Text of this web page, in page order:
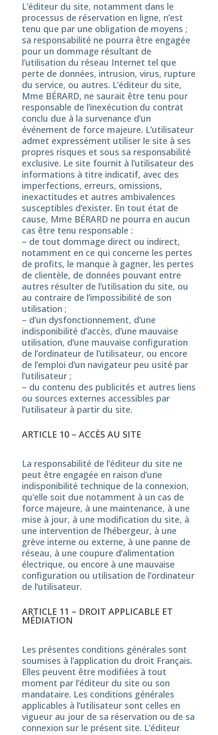
L’éditeur du site, notamment dans le
processus de réservation en ligne, n’est
tenu que par une obligation de moyens ;
sa responsabilité ne pourra être engagée
pour un dommage résultant de
l’utilisation du réseau Internet tel que
perte de données, intrusion, virus, rupture
du service, ou autres. L’éditeur du site,
Mme BÉRARD, ne saurait être tenu pour
responsable de l’inexécution du contrat
conclu due à la survenance d’un
événement de force majeure. L’utilisateur
admet expressément utiliser le site à ses
propres risques et sous sa responsabilité
exclusive. Le site fournit à l’utilisateur des
informations à titre indicatif, avec des
imperfections, erreurs, omissions,
inexactitudes et autres ambivalences
susceptibles d’exister. En tout état de
cause, Mme BÉRARD ne pourra en aucun
cas être tenu responsable :
– de tout dommage direct ou indirect,
notamment en ce qui concerne les pertes
de profits, le manque à gagner, les pertes
de clientèle, de données pouvant entre
autres résulter de l’utilisation du site, ou
au contraire de l’impossibilité de son
utilisation ;
– d’un dysfonctionnement, d’une
indisponibilité d’accès, d’une mauvaise
utilisation, d’une mauvaise configuration
de l’ordinateur de l’utilisateur, ou encore
de l’emploi d’un navigateur peu usité par
l’utilisateur ;
– du contenu des publicités et autres liens
ou sources externes accessibles par
l’utilisateur à partir du site.
ARTICLE 10 – ACCÈS AU SITE
La responsabilité de l’éditeur du site ne
peut être engagée en raison d’une
indisponibilité technique de la connexion,
qu’elle soit due notamment à un cas de
force majeure, à une maintenance, à une
mise à jour, à une modification du site, à
une intervention de l’hébergeur, à une
grève interne ou externe, à une panne de
réseau, à une coupure d’alimentation
électrique, ou encore à une mauvaise
configuration ou utilisation de l’ordinateur
de l’utilisateur.
ARTICLE 11 – DROIT APPLICABLE ET
MÉDIATION
Les présentes conditions générales sont
soumises à l’application du droit Français.
Elles peuvent être modifiées à tout
moment par l’éditeur du site ou son
mandataire. Les conditions générales
applicables à l’utilisateur sont celles en
vigueur au jour de sa réservation ou de sa
connexion sur le présent site. L’éditeur